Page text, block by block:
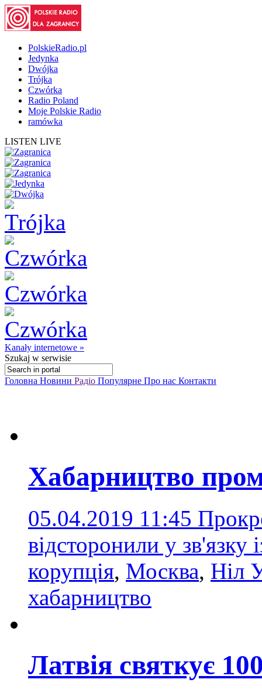
PolskieRadio.pl
Jedynka
Dwójka
Trójka
Czwórka
Radio Poland
Moje Polskie Radio
ramówka
LISTEN LIVE
Kanały internetowe »
Szukaj w serwisie
Головна Новини Радіо Популярне Про нас Контакти
Хабарництво
05.04.2019 11:45
відсторонили у
корупція, Москва, Ніл
хабарництво
Латвія святкує